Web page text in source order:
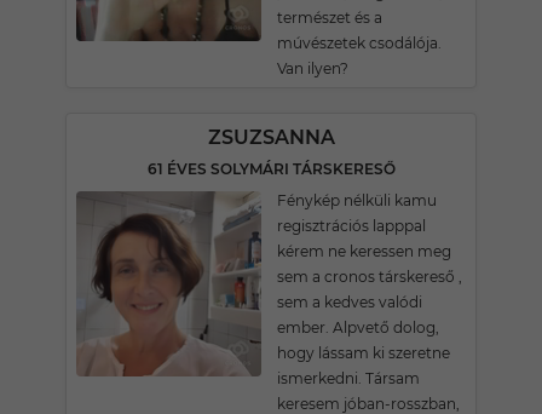
természet és a
múvészetek csodálója.
Van ilyen?
ZSUZSANNA
61 ÉVES SOLYMÁRI TÁRSKERESŐ
Fénykép nélküli kamu
regisztrációs lapppal
kérem ne keressen meg
sem a cronos társkereső ,
sem a kedves valódi
ember. Alpvető dolog,
hogy lássam ki szeretne
ismerkedni. Társam
keresem jóban-rosszban,